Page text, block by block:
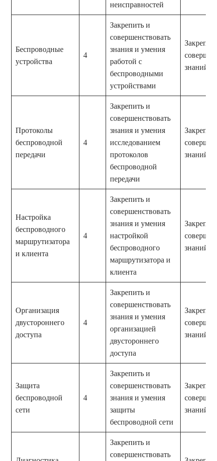
неисправностей
Беспроводные
устройства
4
Закрепить и
совершенствовать
знания и умения
работой с
беспроводными
устройствами
знаний и
Протоколы
беспроводной
передачи
4
Закрепить и
совершенствовать
знания и умения
исследованием
протоколов
беспроводной
передачи
знаний и
Настройка
беспроводного
маршрутизатора
и клиента
4
Закрепить и
совершенствовать
знания и умения
настройкой
беспроводного
маршрутизатора и
клиента
знаний и
Организация
двустороннего
доступа
4
Закрепить и
совершенствовать
знания и умения
организацией
двустороннего
доступа
знаний и
Защита
беспроводной
сети
4
Закрепить и
совершенствовать
знания и умения
защиты
беспроводной сети
знаний и
Закрепить и
совершенствовать